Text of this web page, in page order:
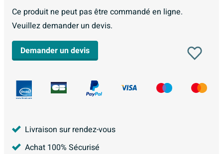
Ce produit ne peut pas être commandé en ligne.
Veuillez demander un devis.
Demander un devis
Livraison sur rendez-vous
Achat 100% Sécurisé